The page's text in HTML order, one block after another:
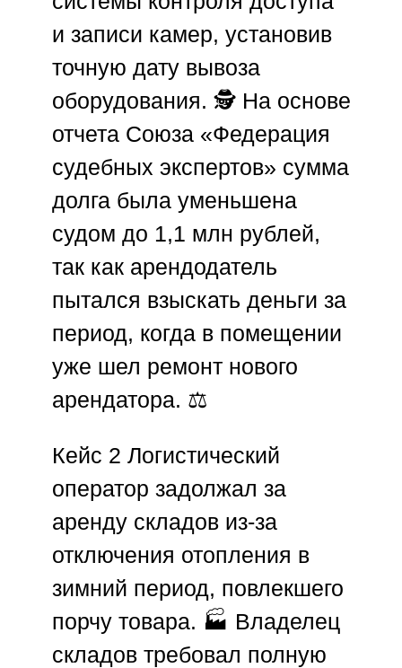
и записи камер, установив
точную дату вывоза
оборудования. 🕵️ На основе
отчета Союза «Федерация
судебных экспертов» сумма
долга была уменьшена
судом до 1,1 млн рублей,
так как арендодатель
пытался взыскать деньги за
период, когда в помещении
уже шел ремонт нового
арендатора. ⚖️
Кейс 2 Логистический
оператор задолжал за
аренду складов из-за
отключения отопления в
зимний период, повлекшего
порчу товара. 🏭 Владелец
складов требовал полную